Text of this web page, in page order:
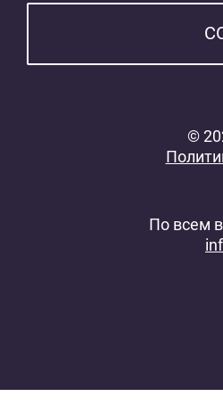
©
По всем